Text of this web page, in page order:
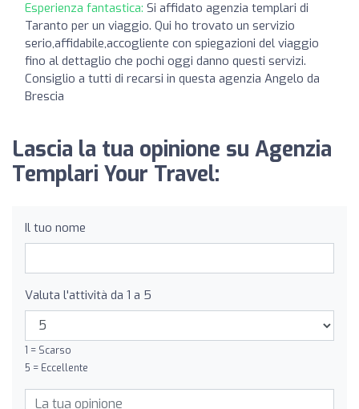
Esperienza fantastica: Si affidato agenzia templari di
Taranto per un viaggio. Qui ho trovato un servizio
serio,affidabile,accogliente con spiegazioni del viaggio
fino al dettaglio che pochi oggi danno questi servizi.
Consiglio a tutti di recarsi in questa agenzia Angelo da
Brescia
Lascia la tua opinione su Agenzia
Templari Your Travel:
Il tuo nome
Valuta l'attività da 1 a 5
1 = Scarso
5 = Eccellente